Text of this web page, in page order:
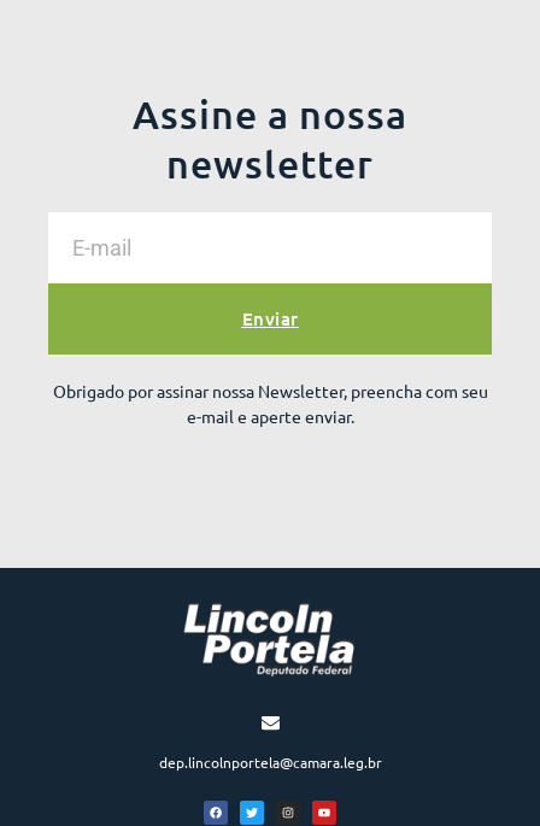
Assine a nossa
newsletter
Enviar
Obrigado por assinar nossa Newsletter, preencha com seu
e-mail e aperte enviar.
dep.lincolnportela@camara.leg.br